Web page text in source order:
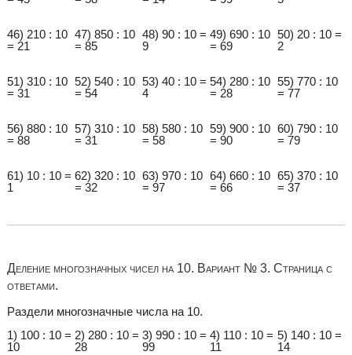
46) 210 : 10
= 21
47) 850 : 10
= 85
48) 90 : 10 =
9
49) 690 : 10
= 69
50) 20 : 10 =
2
51) 310 : 10
= 31
52) 540 : 10
= 54
53) 40 : 10 =
4
54) 280 : 10
= 28
55) 770 : 10
= 77
56) 880 : 10
= 88
57) 310 : 10
= 31
58) 580 : 10
= 58
59) 900 : 10
= 90
60) 790 : 10
= 79
61) 10 : 10 =
1
62) 320 : 10
= 32
63) 970 : 10
= 97
64) 660 : 10
= 66
65) 370 : 10
= 37
Деление многозначных чисел на 10. Вариант № 3. Страница с
ответами.
Раздели многозначные числа на 10.
1) 100 : 10 =
10
2) 280 : 10 =
28
3) 990 : 10 =
99
4) 110 : 10 =
11
5) 140 : 10 =
14